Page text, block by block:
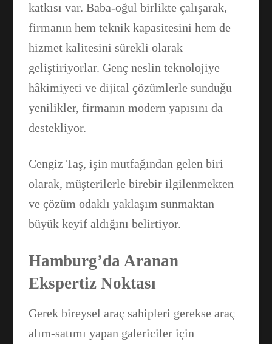
katkısı var. Baba-oğul birlikte çalışarak,
firmanın hem teknik kapasitesini hem de
hizmet kalitesini sürekli olarak
geliştiriyorlar. Genç neslin teknolojiye
hâkimiyeti ve dijital çözümlerle sunduğu
yenilikler, firmanın modern yapısını da
destekliyor.
Cengiz Taş, işin mutfağından gelen biri
olarak, müşterilerle birebir ilgilenmekten
ve çözüm odaklı yaklaşım sunmaktan
büyük keyif aldığını belirtiyor.
Hamburg’da Aranan
Ekspertiz Noktası
Gerek bireysel araç sahipleri gerekse araç
alım-satımı yapan galericiler için